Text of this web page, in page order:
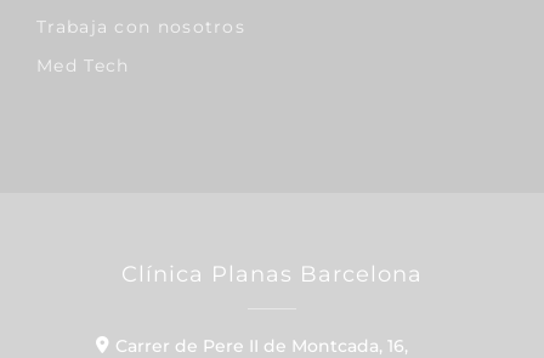
Trabaja con nosotros
Med Tech
Clínica Planas Barcelona
Carrer de Pere II de Montcada, 16,